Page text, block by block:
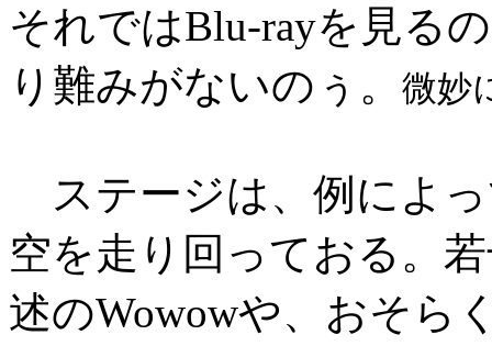
それではBlu-rayを見る
り難みがないのぅ。
微妙
ステージは、例によ
空を走り回っておる。
述のWowowや、おそら